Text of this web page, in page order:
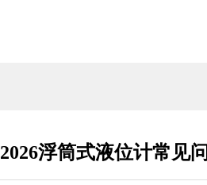
2026浮筒式液位计常见